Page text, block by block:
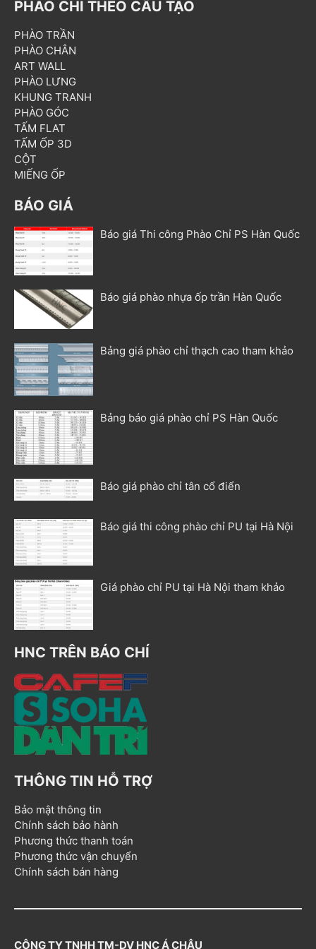
PHÀO CHỈ THEO CẤU TẠO
PHÀO TRẦN
PHÀO CHÂN
ART WALL
PHÀO LƯNG
KHUNG TRANH
PHÀO GÓC
TẤM FLAT
TẤM ỐP 3D
CỘT
MIẾNG ỐP
BÁO GIÁ
Báo giá Thi công Phào Chỉ PS Hàn Quốc
Báo giá phào nhựa ốp trần Hàn Quốc
Bảng giá phào chỉ thạch cao tham khảo
Bảng báo giá phào chỉ PS Hàn Quốc
Báo giá phào chỉ tân cổ điển
Báo giá thi công phào chỉ PU tại Hà Nội
Giá phào chỉ PU tại Hà Nội tham khảo
HNC TRÊN BÁO CHÍ
THÔNG TIN HỖ TRỢ
Bảo mật thông tin
Chính sách bảo hành
Phương thức thanh toán
Phương thức vận chuyển
Chính sách bán hàng
CÔNG TY TNHH TM-DV HNC Á CHÂU